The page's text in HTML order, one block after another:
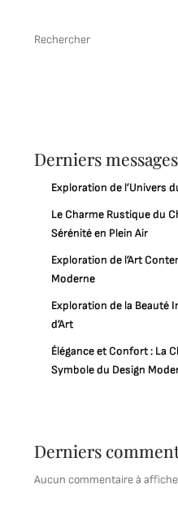
Rechercher
Derniers messages
Exploration de l’Univers
Le Charme Rustique du
Sérénité en Plein Air
Exploration de l’Art
Moderne
Exploration de la Beauté
d’Art
Élégance et Confort : La
Symbole du Design
Derniers
Aucun commentaire à